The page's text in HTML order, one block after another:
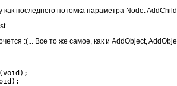
последнего потомка параметра Node.
:(... Все то же самое, как и AddObject,